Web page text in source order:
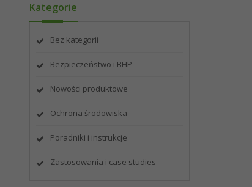
Kategorie
Bez kategorii
Bezpieczeństwo i BHP
Nowości produktowe
Ochrona środowiska
Poradniki i instrukcje
Zastosowania i case studies